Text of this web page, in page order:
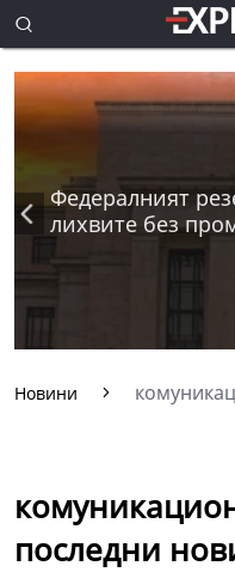
Федералният
лихвите без
Новини
последни